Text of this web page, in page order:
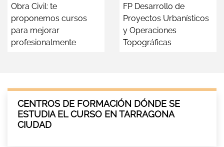
Obra Civil: te
proponemos cursos
para mejorar
profesionalmente
FP Desarrollo de
Proyectos Urbanísticos
y Operaciones
Topográficas
CENTROS DE FORMACIÓN DÓNDE SE
ESTUDIA EL CURSO EN TARRAGONA
CIUDAD